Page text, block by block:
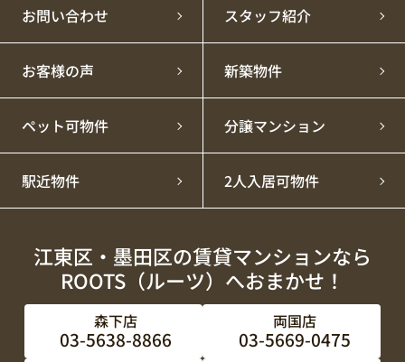
お問い合わせ スタッフ紹介
お客様の声 新築物件
ペット可物件 分譲マンション
駅近物件 2人入居可物件
江東区・墨田区の賃貸マンションなら
ROOTS（ルーツ）へおまかせ！
森下店
03-5638-8866
両国店
03-5669-0475